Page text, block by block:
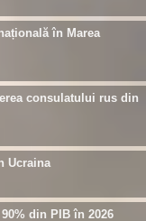
în Marea
consulatului rus din
Ucraina
din PIB în 2026